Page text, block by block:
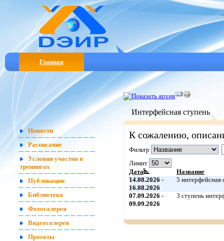
Главная
Новости
Расписание
Условия участия в
тренингах
Публикации
Библиотека
Фотогалерея
Видеогалерея
Проекты
Интерфейсная ступень
К сожалению,
Фильтр
Лимит
Дата
Название
14.08.2026 -
16.08.2026
5 интерфейсная
07.09.2026 -
09.09.2026
3 ступень